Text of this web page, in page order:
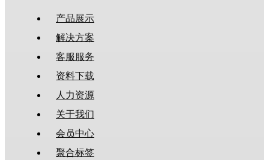
产品展示
解决方案
客服服务
资料下载
人力资源
关于我们
会员中心
聚合标签